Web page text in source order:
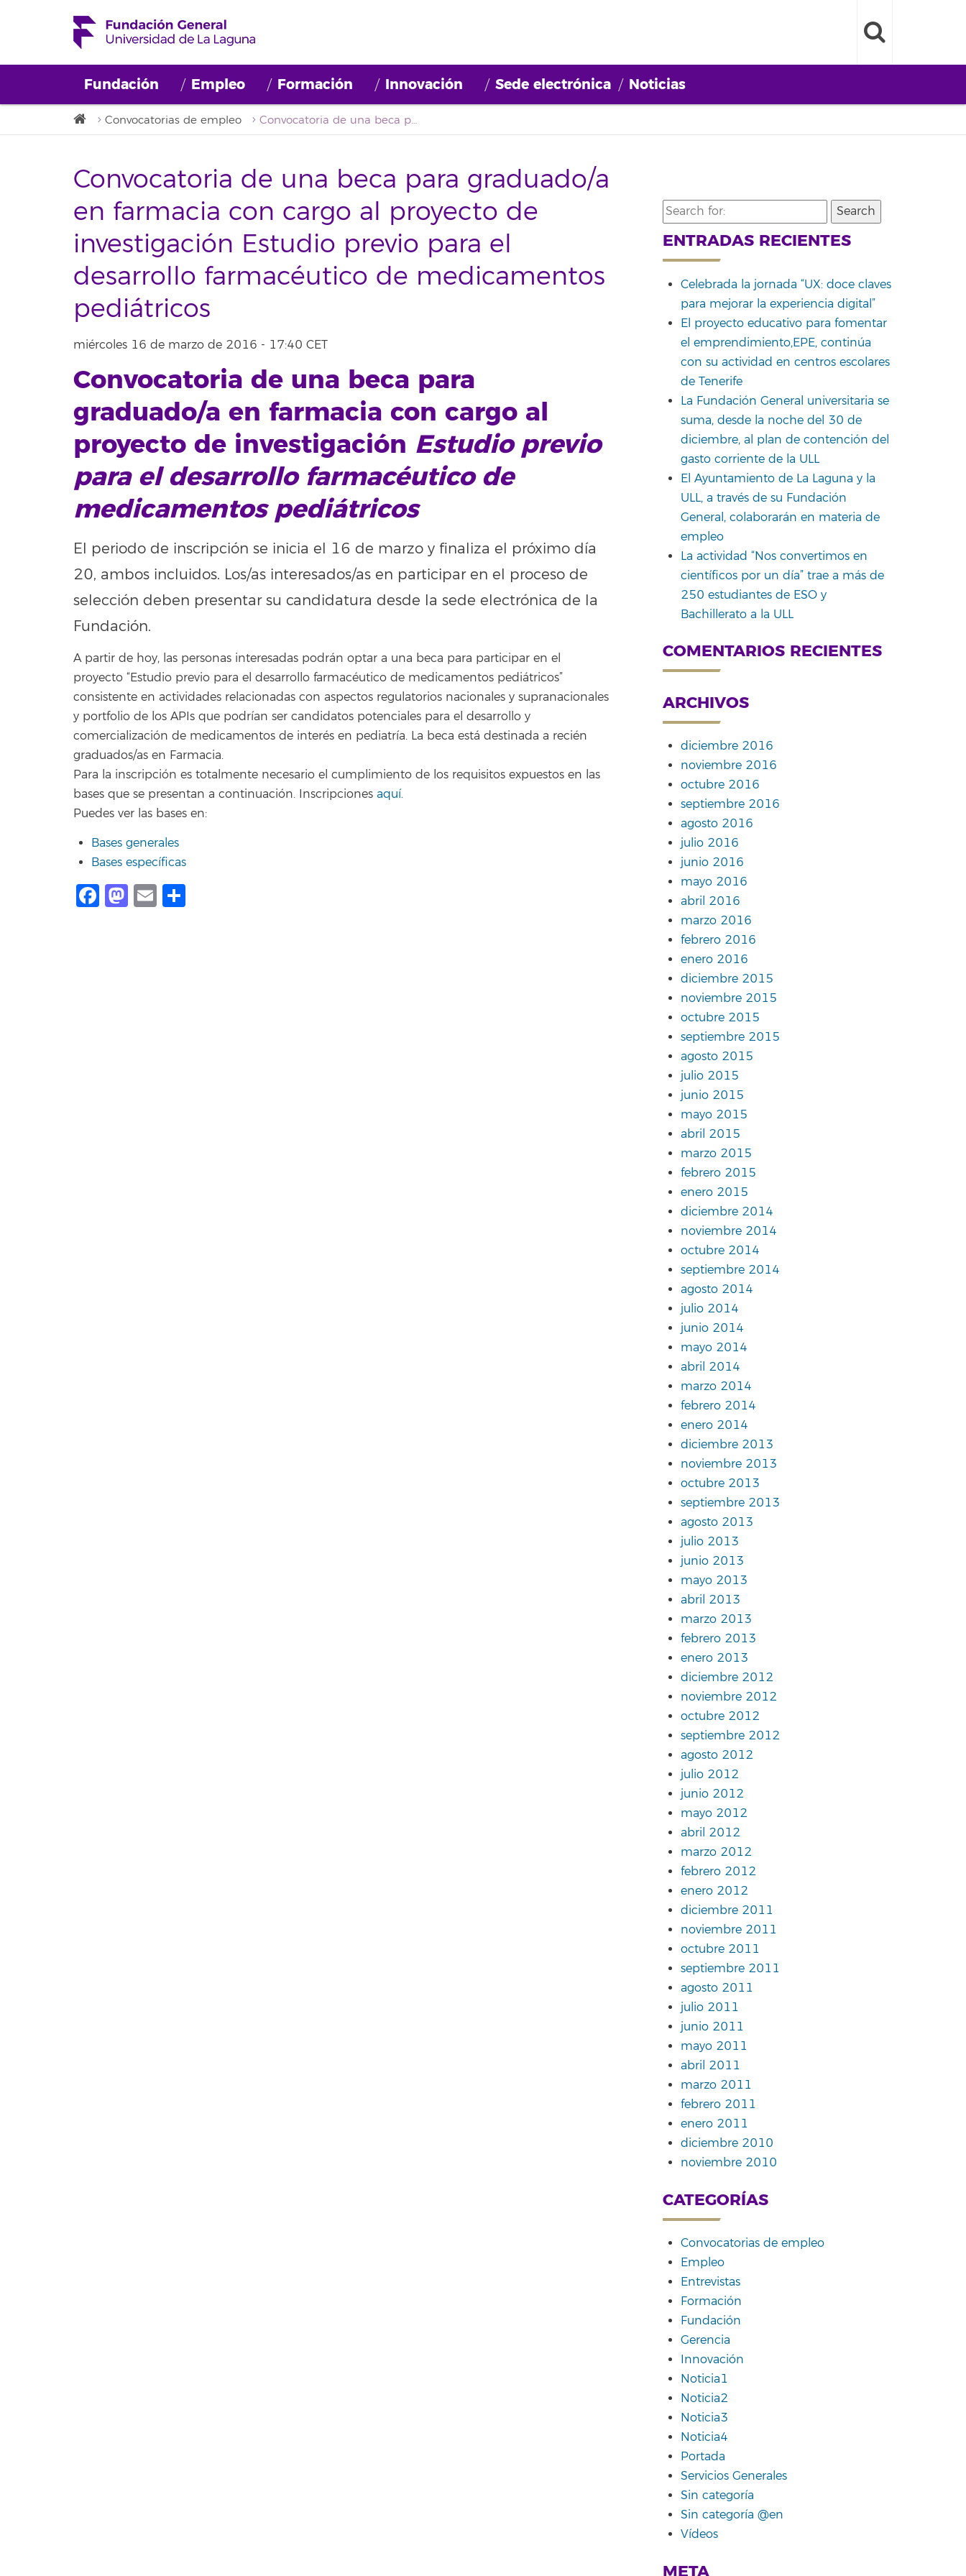
Fundación Empleo Formación Innovación Sede electrónica Noticias
Convocatorias de empleo Convocatoria de una beca para graduado/a en farmacia con cargo al proyecto de investigación Estudio previo para el desarrollo farmacéutico de medicamentos pediátricos
Convocatoria de una beca para graduado/a
en farmacia con cargo al proyecto de
investigación Estudio previo para el
desarrollo farmacéutico de medicamentos
pediátricos
miércoles 16 de marzo de 2016 - 17:40 CET
Convocatoria de una beca para
graduado/a en farmacia con cargo al
proyecto de investigación Estudio previo
para el desarrollo farmacéutico de
medicamentos pediátricos
El periodo de inscripción se inicia el 16 de marzo y finaliza el próximo día
20, ambos incluidos. Los/as interesados/as en participar en el proceso de
selección deben presentar su candidatura desde la sede electrónica de la
Fundación.
A partir de hoy, las personas interesadas podrán optar a una beca para participar en el
proyecto “Estudio previo para el desarrollo farmacéutico de medicamentos pediátricos”
consistente en actividades relacionadas con aspectos regulatorios nacionales y supranacionales
y portfolio de los APIs que podrían ser candidatos potenciales para el desarrollo y
comercialización de medicamentos de interés en pediatría. La beca está destinada a recién
graduados/as en Farmacia.
Para la inscripción es totalmente necesario el cumplimiento de los requisitos expuestos en las
bases que se presentan a continuación. Inscripciones aquí.
Puedes ver las bases en:
Bases generales
Bases específicas
Facebook
Mastodon
Email
Search
for:
ENTRADAS RECIENTES
Celebrada la jornada “UX: doce claves
para mejorar la experiencia digital”
El proyecto educativo para fomentar
el emprendimiento,EPE, continúa
con su actividad en centros escolares
de Tenerife
La Fundación General universitaria se
suma, desde la noche del 30 de
diciembre, al plan de contención del
gasto corriente de la ULL
El Ayuntamiento de La Laguna y la
ULL, a través de su Fundación
General, colaborarán en materia de
empleo
La actividad “Nos convertimos en
científicos por un día” trae a más de
250 estudiantes de ESO y
Bachillerato a la ULL
COMENTARIOS RECIENTES
ARCHIVOS
diciembre 2016
noviembre 2016
octubre 2016
septiembre 2016
agosto 2016
julio 2016
junio 2016
mayo 2016
abril 2016
marzo 2016
febrero 2016
enero 2016
diciembre 2015
noviembre 2015
octubre 2015
septiembre 2015
agosto 2015
julio 2015
junio 2015
mayo 2015
abril 2015
marzo 2015
febrero 2015
enero 2015
diciembre 2014
noviembre 2014
octubre 2014
septiembre 2014
agosto 2014
julio 2014
junio 2014
mayo 2014
abril 2014
marzo 2014
febrero 2014
enero 2014
diciembre 2013
noviembre 2013
octubre 2013
septiembre 2013
agosto 2013
julio 2013
junio 2013
mayo 2013
abril 2013
marzo 2013
febrero 2013
enero 2013
diciembre 2012
noviembre 2012
octubre 2012
septiembre 2012
agosto 2012
julio 2012
junio 2012
mayo 2012
abril 2012
marzo 2012
febrero 2012
enero 2012
diciembre 2011
noviembre 2011
octubre 2011
septiembre 2011
agosto 2011
julio 2011
junio 2011
mayo 2011
abril 2011
marzo 2011
febrero 2011
enero 2011
diciembre 2010
noviembre 2010
CATEGORÍAS
Convocatorias de empleo
Empleo
Entrevistas
Formación
Fundación
Gerencia
Innovación
Noticia1
Noticia2
Noticia3
Noticia4
Portada
Servicios Generales
Sin categoría
Sin categoría @en
Vídeos
META